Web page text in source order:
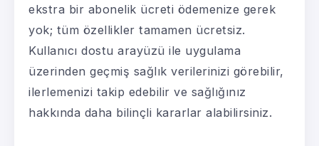
ekstra bir abonelik ücreti ödemenize gerek
yok; tüm özellikler tamamen ücretsiz.
Kullanıcı dostu arayüzü ile uygulama
üzerinden geçmiş sağlık verilerinizi görebilir,
ilerlemenizi takip edebilir ve sağlığınız
hakkında daha bilinçli kararlar alabilirsiniz.